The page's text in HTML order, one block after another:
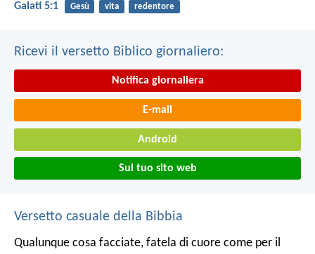
Galati 5:1 Gesù vita redentore
Ricevi il versetto Biblico giornaliero:
Notifica giornaliera
E-mail
Android
Sul tuo sito web
Versetto casuale della Bibbia
Qualunque cosa facciate, fatela di cuore come per il